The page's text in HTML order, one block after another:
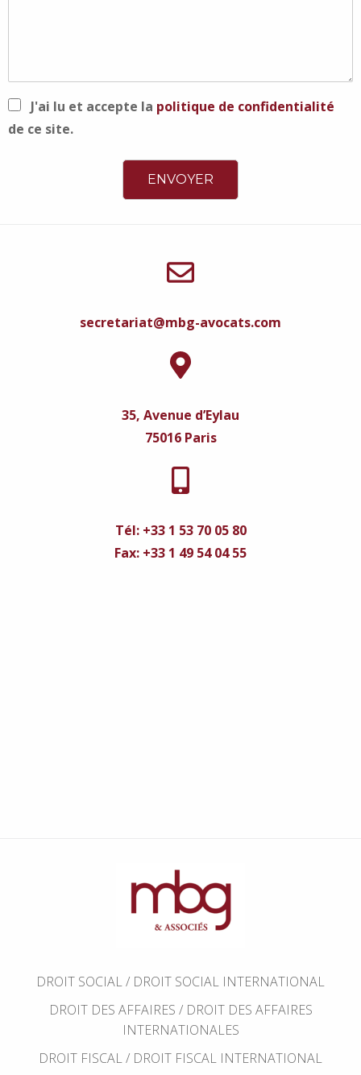
J'ai lu et accepte la politique de confidentialité
de ce site.
secretariat@mbg-avocats.com
35, Avenue d’Eylau
75016 Paris
Tél: +33 1 53 70 05 80
Fax: +33 1 49 54 04 55
DROIT SOCIAL / DROIT SOCIAL INTERNATIONAL
DROIT DES AFFAIRES / DROIT DES AFFAIRES
INTERNATIONALES
DROIT FISCAL / DROIT FISCAL INTERNATIONAL